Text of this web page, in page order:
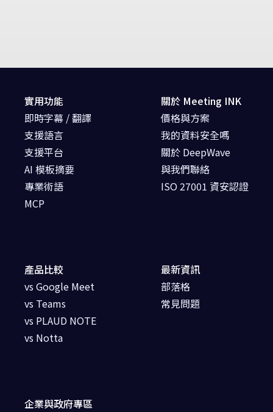
實用功能
即時字幕 / 翻譯
支援語言
支援平台
AI 模板摘要
專業術語
MCP
企業與政府專區
最新資訊
部落格
常見問題
產品比較
vs Google Meet
vs Teams
vs PLAUD NOTE
vs Notta
關於 Meeting INK
價格與方案
我的資料安全嗎
關於 DeepWave
與我們聯絡
ISO 27001 資安認證